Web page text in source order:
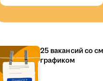
25 вакансий со
графиком